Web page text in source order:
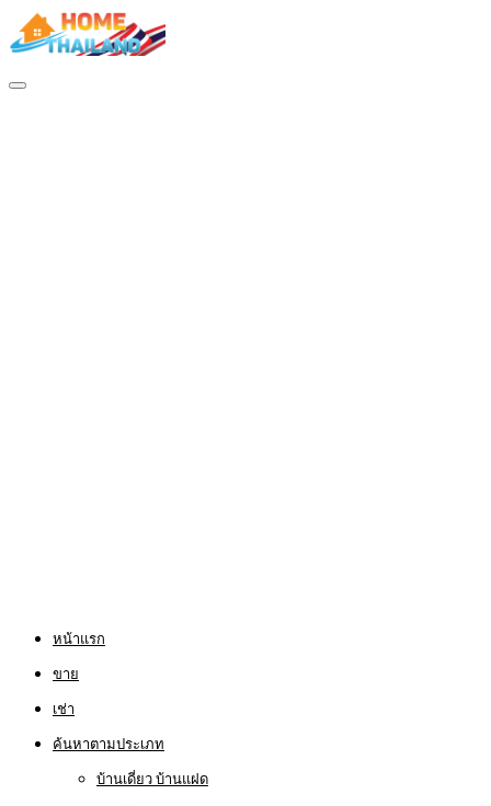
หน้าแรก
ขาย
เช่า
ค้นหาตามประเภท
บ้านเดี่ยว บ้านแฝด